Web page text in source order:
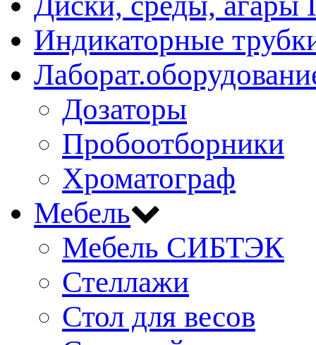
Индикаторные
Дозаторы
Пробоотборники
Хроматограф
Мебель
Мебель СИБТЭК
Стеллажи
Стол для весов